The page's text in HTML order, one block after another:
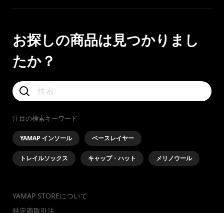
お探しの商品は見つかりまし
たか？
注目の検索キーワード
YAMAP インソール ベースレイヤー
トレイルソックス キャップ・ハット メリノウール
YAMAP STOREについて
特定商取引法